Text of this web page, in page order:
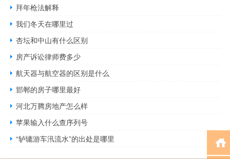
拜年枪法解释
我们冬天在哪里过
杏坛和中山有什么区别
房产诉讼律师费多少
航天器与航空器的区别是什么
邯郸的房子哪里最好
河北万腾房地产怎么样
苹果输入什么查序列号
“轳辘游车汛流水”的出处是哪里